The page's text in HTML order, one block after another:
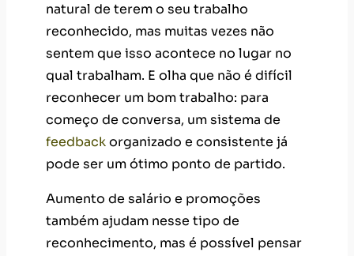
natural de terem o seu trabalho
reconhecido, mas muitas vezes não
sentem que isso acontece no lugar no
qual trabalham. E olha que não é difícil
reconhecer um bom trabalho: para
começo de conversa, um sistema de
feedbackorganizado e consistente já
pode ser um ótimo ponto de partido.
Aumento de salário e promoções
também ajudam nesse tipo de
reconhecimento, mas é possível pensar